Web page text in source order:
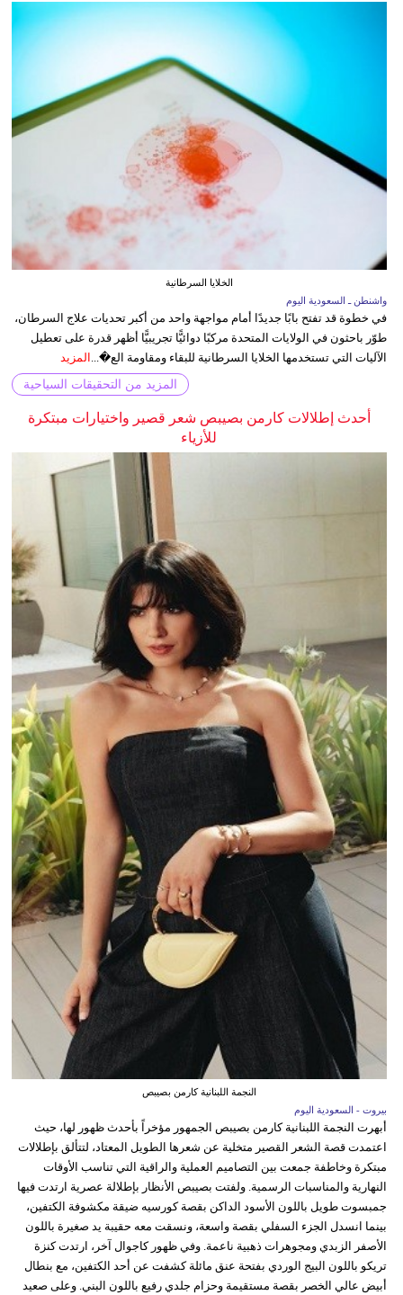
الخلايا السرطانية
واشنطن ـ السعودية اليوم
في خطوة قد تفتح بابًا جديدًا أمام مواجهة واحد من أكبر تحديات علاج السرطان،
طوّر باحثون في الولايات المتحدة مركبًا دوائيًّا تجريبيًّا أظهر قدرة على تعطيل
الآليات التي تستخدمها الخلايا السرطانية للبقاء ومقاومة الع�... المزيد
المزيد من التحقيقات السياحية
أحدث إطلالات كارمن بصيبص شعر قصير واختيارات مبتكرة
للأزياء
النجمة اللبنانية كارمن بصيبص
بيروت - السعودية اليوم
أبهرت النجمة اللبنانية كارمن بصيبص الجمهور مؤخراً بأحدث ظهور لها، حيث
اعتمدت قصة الشعر القصير متخلية عن شعرها الطويل المعتاد، لتتألق بإطلالات
مبتكرة وخاطفة جمعت بين التصاميم العملية والراقية التي تناسب الأوقات
النهارية والمناسبات الرسمية. ولفتت بصيبص الأنظار بإطلالة عصرية ارتدت فيها
جمبسوت طويل باللون الأسود الداكن بقصة كورسيه ضيقة مكشوفة الكتفين،
بينما انسدل الجزء السفلي بقصة واسعة، ونسقت معه حقيبة يد صغيرة باللون
الأصفر الزبدي ومجوهرات ذهبية ناعمة. وفي ظهور كاجوال آخر، ارتدت كنزة
تريكو باللون البيج الوردي بفتحة عنق مائلة كشفت عن أحد الكتفين، مع بنطال
أبيض عالي الخصر بقصة مستقيمة وحزام جلدي رفيع باللون البني. وعلى صعيد